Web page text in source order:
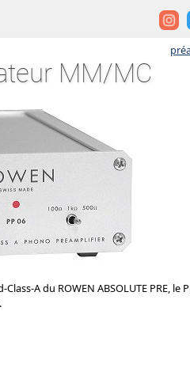
MM/MC
A du ROWEN ABSOLUTE PRE, le